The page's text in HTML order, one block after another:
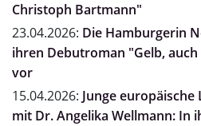
Christoph Bartmann"
23.04.2026: Die Hamburgerin
ihren Debutroman "Gelb,
vor
15.04.2026: Junge
mit Dr. Angelika Wellmann: In